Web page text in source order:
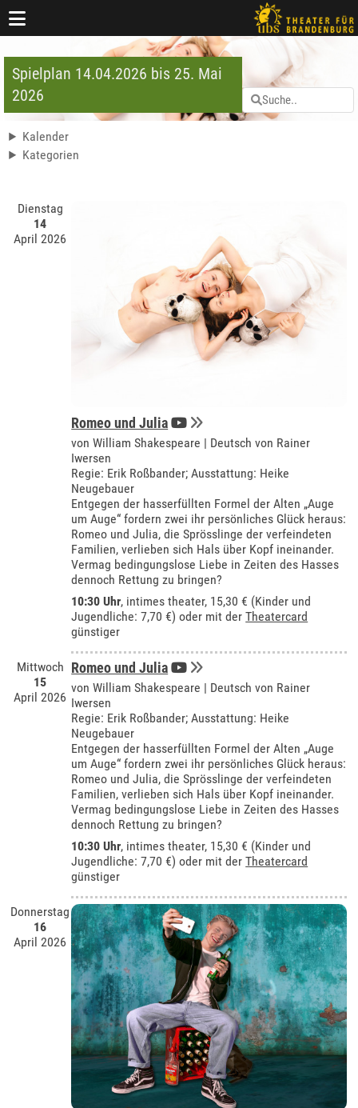
Spielplan 14.04.2026 bis 25. Mai
2026
Kalender
Kategorien
Dienstag
14
April 2026
Romeo und Julia
von William Shakespeare | Deutsch von Rainer
Iwersen
Regie: Erik Roßbander; Ausstattung: Heike
Neugebauer
Entgegen der hasserfüllten Formel der Alten „Auge
um Auge“ fordern zwei ihr persönliches Glück heraus:
Romeo und Julia, die Sprösslinge der verfeindeten
Familien, verlieben sich Hals über Kopf ineinander.
Vermag bedingungslose Liebe in Zeiten des Hasses
dennoch Rettung zu bringen?
10:30 Uhr, intimes theater, 15,30 € (Kinder und
Jugendliche: 7,70 €) oder mit derTheatercard
günstiger
Mittwoch
15
April 2026
Romeo und Julia
von William Shakespeare | Deutsch von Rainer
Iwersen
Regie: Erik Roßbander; Ausstattung: Heike
Neugebauer
Entgegen der hasserfüllten Formel der Alten „Auge
um Auge“ fordern zwei ihr persönliches Glück heraus:
Romeo und Julia, die Sprösslinge der verfeindeten
Familien, verlieben sich Hals über Kopf ineinander.
Vermag bedingungslose Liebe in Zeiten des Hasses
dennoch Rettung zu bringen?
10:30 Uhr, intimes theater, 15,30 € (Kinder und
Jugendliche: 7,70 €) oder mit derTheatercard
günstiger
Donnerstag
16
April 2026